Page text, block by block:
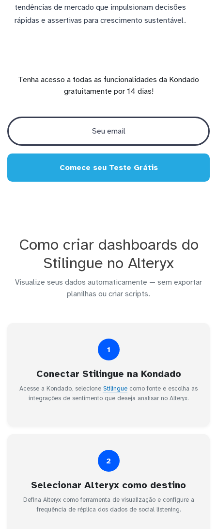
tendências de mercado que impulsionam decisões
rápidas e assertivas para crescimento sustentável.
Tenha acesso a todas as funcionalidades da Kondado
gratuitamente por 14 dias!
Comece seu Teste Grátis
Como criar dashboards do
Stilingue no Alteryx
Visualize seus dados automaticamente — sem exportar
planilhas ou criar scripts.
1
Conectar Stilingue na Kondado
Acesse a Kondado, selecione Stilingue como fonte e escolha as
integrações de sentimento que deseja analisar no Alteryx.
2
Selecionar Alteryx como destino
Defina Alteryx como ferramenta de visualização e configure a
frequência de réplica dos dados de social listening.